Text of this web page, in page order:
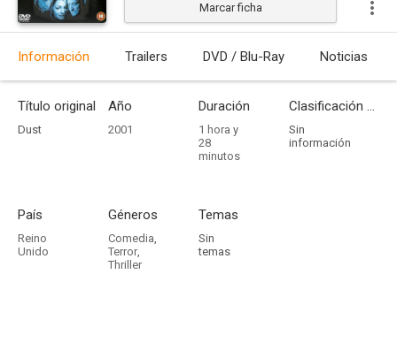
Estrenada
Marcar ficha
Información Trailers DVD / Blu-Ray Noticias
Título original
Dust
Año
2001
Duración
1 hora y
28
minutos
Clasificación por edades
Sin
información
País
Reino
Unido
Géneros
Comedia,
Terror,
Thriller
Temas
Sin
temas